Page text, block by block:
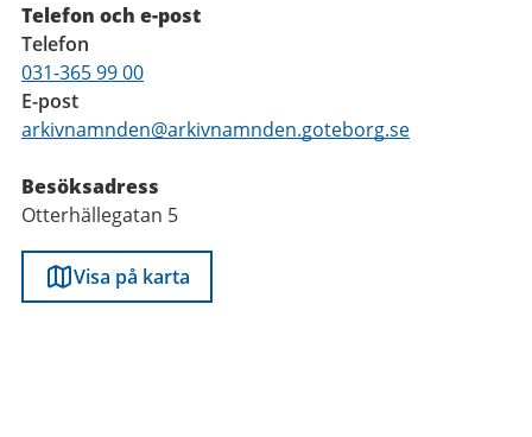
Telefon och e-post
Telefon
031-365 99 00
E-post
arkivnamnden@arkivnamnden.goteborg.se
Besöksadress
Otterhällegatan 5
Visa på karta